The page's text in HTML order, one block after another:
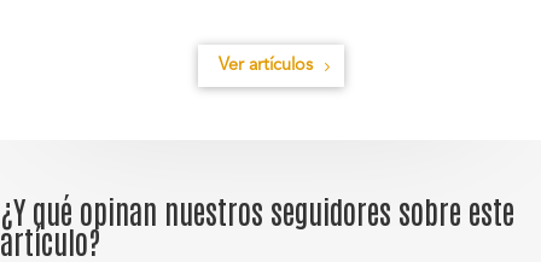
Ver artículos
¿Y qué opinan nuestros seguidores sobre este
artículo?